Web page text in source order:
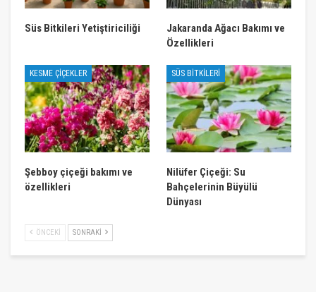
Süs Bitkileri Yetiştiriciliği
Jakaranda Ağacı Bakımı ve
Özellikleri
KESME ÇIÇEKLER
Şebboy çiçeği bakımı ve
özellikleri
SÜS BITKILERI
Nilüfer Çiçeği: Su
Bahçelerinin Büyülü
Dünyası
ÖNCEKI SONRAKI